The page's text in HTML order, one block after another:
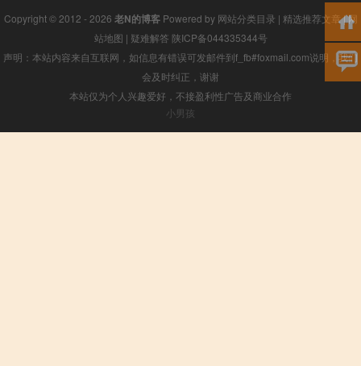
Copyright © 2012 - 2026 老N的博客Powered by 网站分类目录 | 精选推荐文章|网
站地图 | 疑难解答 陕ICP备044335344号
声明：本站内容来自互联网，如信息有错误可发邮件到f_fb#foxmail.com说明，我们
会及时纠正，谢谢
本站仅为个人兴趣爱好，不接盈利性广告及商业合作
小男孩